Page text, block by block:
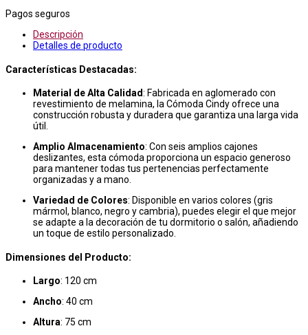
Pagos seguros
Descripción
Detalles de producto
Características Destacadas:
Material de Alta Calidad: Fabricada en aglomerado con
revestimiento de melamina, la Cómoda Cindy ofrece una
construcción robusta y duradera que garantiza una larga vida
útil.
Amplio Almacenamiento: Con seis amplios cajones
deslizantes, esta cómoda proporciona un espacio generoso
para mantener todas tus pertenencias perfectamente
organizadas y a mano.
Variedad de Colores: Disponible en varios colores (gris
mármol, blanco, negro y cambria), puedes elegir el que mejor
se adapte a la decoración de tu dormitorio o salón, añadiendo
un toque de estilo personalizado.
Dimensiones del Producto:
Largo: 120 cm
Ancho: 40 cm
Altura: 75 cm